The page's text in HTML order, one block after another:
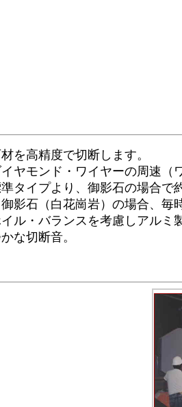
材を高精度で切断します。
イヤモンド・ワイヤーの周速（
タイプより、御影石の場合で
御影石（白花崗岩）の場合、毎
イル・バランスを考慮しアルミ
な切断音。